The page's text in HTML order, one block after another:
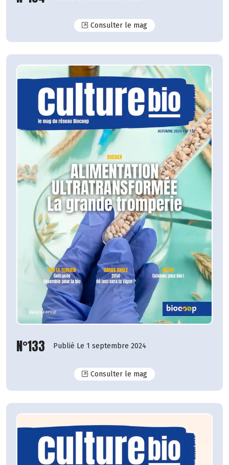
Consulter le magN°134
N°133 Publié Le 1 septembre 2024
Consulter le magN°133